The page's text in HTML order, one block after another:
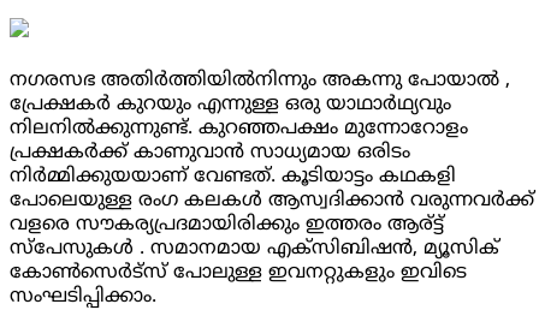
നഗരസഭ അതിർത്തിയിൽനിന്നും അകന്നു പോയാൽ ,
പ്രേക്ഷകർ കുറയും എന്നുള്ള ഒരു യാഥാർഥ്യവും
നിലനിൽക്കുന്നുണ്ട്. കുറഞ്ഞപക്ഷം മുന്നോറോളം
പ്രക്ഷകർക്ക് കാണുവാൻ സാധ്യമായ ഒരിടം
നിർമ്മിക്കുയയാണ് വേണ്ടത്. കൂടിയാട്ടം കഥകളി
പോലെയുള്ള രംഗ കലകൾ ആസ്വദിക്കാൻ വരുന്നവർക്ക്
വളരെ സൗകര്യപ്രദമായിരിക്കും ഇത്തരം ആര്ട്ട്
സ്പേസുകൾ . സമാനമായ എക്സിബിഷൻ, മ്യൂസിക്
കോൺസെർട്സ് പോലുള്ള ഇവനറ്റുകളും ഇവിടെ
സംഘടിപ്പിക്കാം.